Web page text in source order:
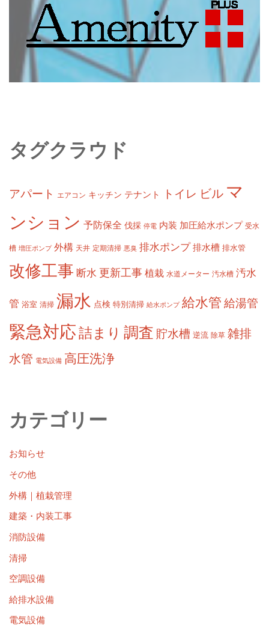
タグクラウド
アパート エアコン キッチン テナント トイレ ビル マ
ンション 予防保全 伐採 停電 内装 加圧給水ポンプ 受水
槽 増圧ポンプ 外構 天井 定期清掃 悪臭 排水ポンプ 排水槽 排水管
改修工事 断水 更新工事 植栽 水道メーター 汚水槽 汚水
管 浴室 清掃 漏水 点検 特別清掃 給水ポンプ 給水管 給湯管
緊急対応詰まり 調査 貯水槽 逆流 除草 雑排
水管 電気設備 高圧洗浄
カテゴリー
お知らせ
その他
外構｜植栽管理
建築・内装工事
消防設備
清掃
空調設備
給排水設備
電気設備